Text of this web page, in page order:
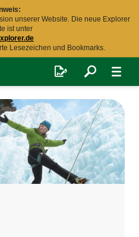
unserer Website. Die neue Explorer
ist unter
Lesezeichen und Bookmarks.